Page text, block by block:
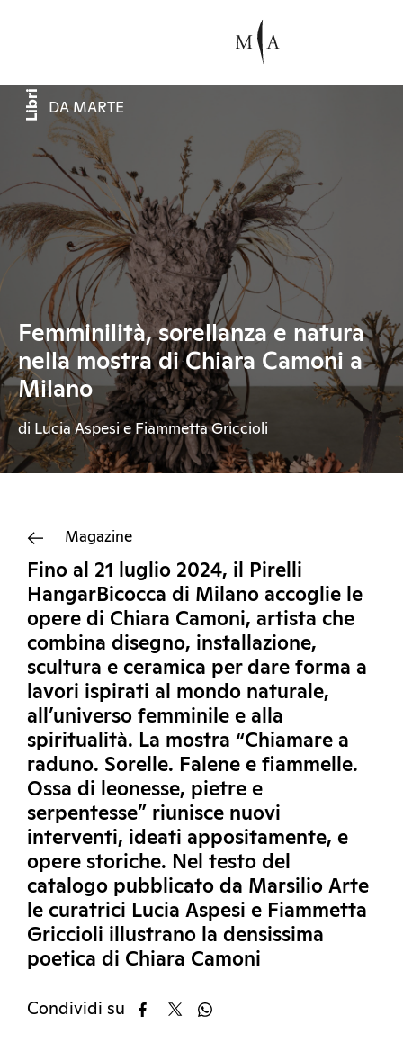
Libri DA MARTE
Femminilità, sorellanza e natura
nella mostra di Chiara Camoni a
Milano
di Lucia Aspesi e Fiammetta Griccioli
Magazine
Fino al 21 luglio 2024, il Pirelli
HangarBicocca di Milano accoglie le
opere di Chiara Camoni, artista che
combina disegno, installazione,
scultura e ceramica per dare forma a
lavori ispirati al mondo naturale,
all’universo femminile e alla
spiritualità. La mostra “Chiamare a
raduno. Sorelle. Falene e fiammelle.
Ossa di leonesse, pietre e
serpentesse” riunisce nuovi
interventi, ideati appositamente, e
opere storiche. Nel testo del
catalogo pubblicato da Marsilio Arte
le curatrici Lucia Aspesi e Fiammetta
Griccioli illustrano la densissima
poetica di Chiara Camoni
Condividi su